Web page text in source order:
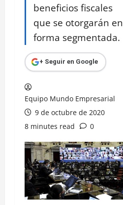
beneficios fiscales
que se otorgarán en
forma segmentada.
+ Seguir en Google
Equipo Mundo Empresarial
9 de octubre de 2020
8 minutes read
0